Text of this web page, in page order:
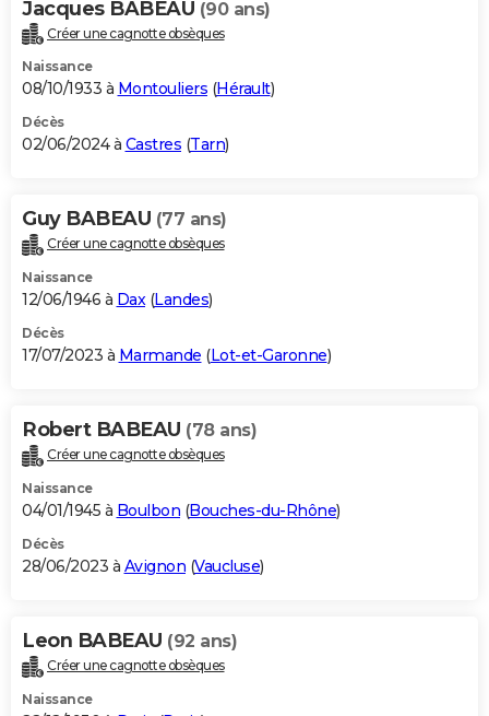
Jacques BABEAU (90 ans)
Créer une cagnotte obsèques
Naissance
08/10/1933 à Montouliers (Hérault)
Décès
02/06/2024 à Castres (Tarn)
Guy BABEAU (77 ans)
Créer une cagnotte obsèques
Naissance
12/06/1946 à Dax(Landes)
Décès
17/07/2023 à Marmande (Lot-et-Garonne)
Robert BABEAU (78 ans)
Créer une cagnotte obsèques
Naissance
04/01/1945 à Boulbon (Bouches-du-Rhône)
Décès
28/06/2023 à Avignon (Vaucluse)
Leon BABEAU (92 ans)
Créer une cagnotte obsèques
Naissance